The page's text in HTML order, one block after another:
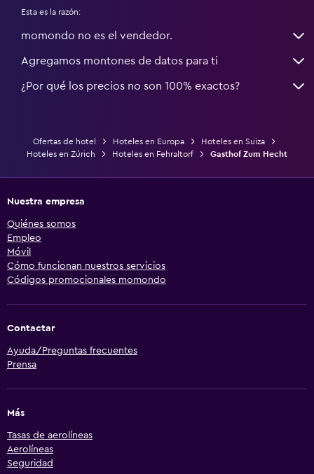
Esta es la razón:
momondo no es el vendedor.
Agregamos montones de datos para ti
¿Por qué los precios no son 100% exactos?
Ofertas de hotel Hoteles en Europa
Hoteles en Suiza
Hoteles en Zúrich
Hoteles en Fehraltorf Gasthof Zum Hecht
Nuestra empresa
Quiénes somos
Empleo
Móvil
Cómo funcionan nuestros servicios
Códigos promocionales momondo
Contactar
Ayuda/Preguntas frecuentes
Prensa
Más
Tasas de aerolíneas
Aerolíneas
Seguridad